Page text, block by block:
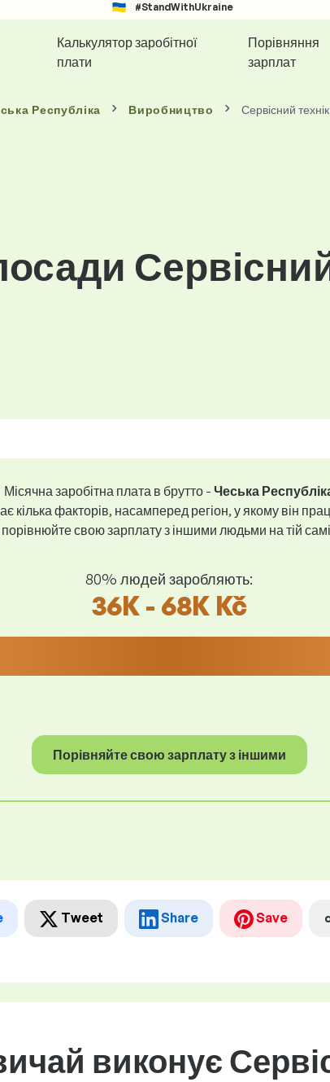
#StandWithUkraine
Калькулятор заробітної
плати
Порівняння
зарплат
Республіка Виробництво Сервісний технік
Місячна заробітна плата в брутто - Чеська
кілька факторів, насамперед регіон, у якому він
свою зарплату з іншими людьми на тій
80% людей заробляють:
36K - 68K Kč
Порівняйте свою зарплату з іншими
Tweet Share Save
виконує